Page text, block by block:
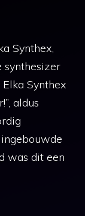
Synthex,
synthesizer
Synthex
aldus
was dit een